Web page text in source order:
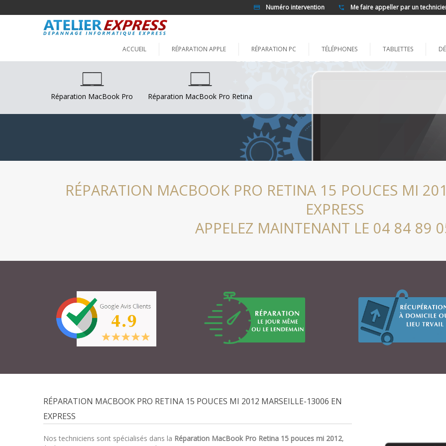
Me faire appeller par un
Numéro intervention
ACCUEIL RÉPARATION APPLE RÉPARATION PC TÉLÉPHONES TABLETTES
Réparation MacBook Pro Réparation MacBook Pro Retina
RÉPARATION MACBOOK PRO RETINA 15 POUCES MI
EXPRESS
APPELEZ MAINTENANT LE 04 84 89
RÉPARATION MACBOOK PRO RETINA 15 POUCES MI 2012 MARSEILLE-13006 EN
EXPRESS
Nos techniciens sont spécialisés dans la Réparation MacBook Pro Retina 15 pouces mi 2012,